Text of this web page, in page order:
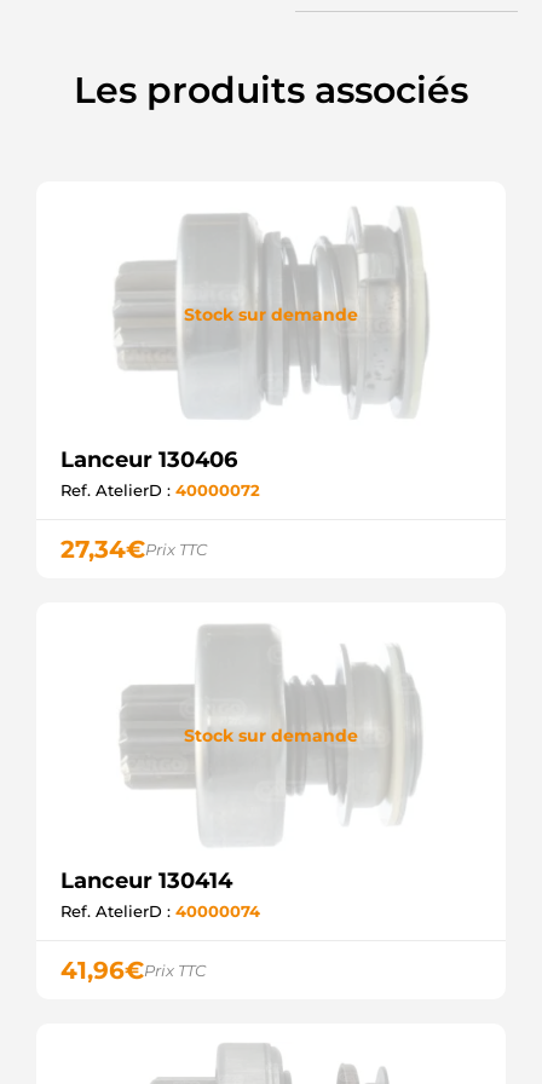
Les produits associés
Stock sur demande
Lanceur 130406
Ref. AtelierD : 40000072
27,34€Prix TTC
Stock sur demande
Lanceur 130414
Ref. AtelierD : 40000074
41,96€Prix TTC